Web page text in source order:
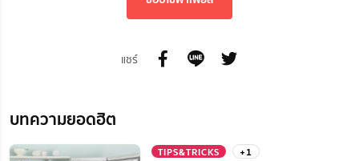
แชร์
บทความยอดฮิต
TIPS&TRICKS +1